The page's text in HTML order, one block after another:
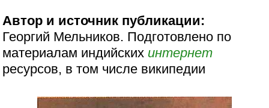
Автор и источник публикации:
Георгий Мельников. Подготовлено по
материалам индийских интернет
ресурсов, в том числе википедии